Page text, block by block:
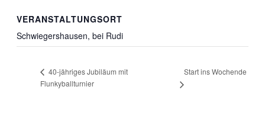
VERANSTALTUNGSORT
Schwiegershausen, bei Rudi
40-jähriges Jubiläum mit
Flunkyballturnier
Start ins Wochende